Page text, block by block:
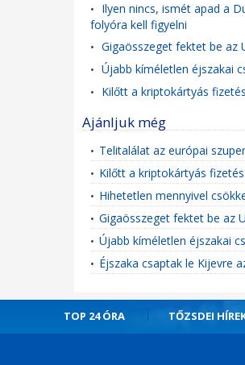
• Ilyen nincs, ismét apad a
folyóra kell figyelni
• Gigaösszeget fektet be az
• Újabb kíméletlen éjszakai
• Kilőtt a kriptokártyás
Ajánljuk még
• Telitalálat az európai
• Kilőtt a kriptokártyás
• Hihetetlen mennyivel
• Gigaösszeget fektet be az
• Újabb kíméletlen éjszakai
• Éjszaka csaptak le Kijevre
TOP 24 ÓRA TŐZSDEI